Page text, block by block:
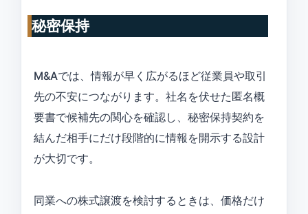
秘密保持
M&Aでは、情報が早く広がるほど従業員や取引
先の不安につながります。社名を伏せた匿名概
要書で候補先の関心を確認し、秘密保持契約を
結んだ相手にだけ段階的に情報を開示する設計
が大切です。
同業への株式譲渡を検討するときは、価格だけ